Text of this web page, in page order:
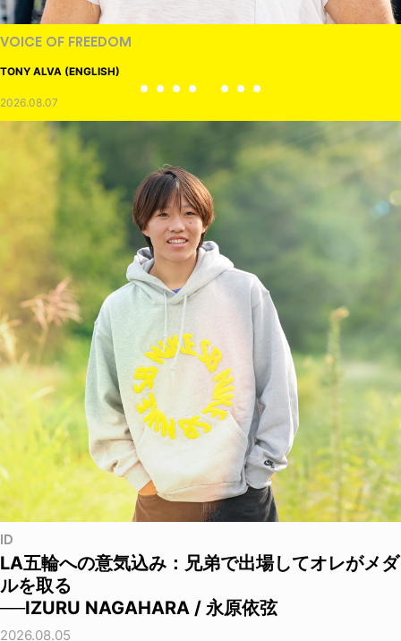
RANDOM
DINOSAUR JR.
2026.08.06
ID
LA五輪への意気込み：兄弟で出場してオレがメダ
ルを取る
──IZURU NAGAHARA / 永原依弦
2026.08.05